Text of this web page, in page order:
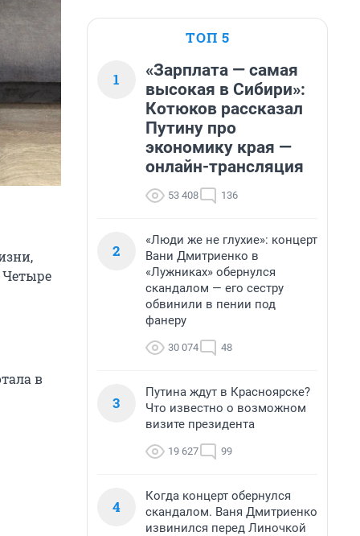
Четыре
в
ТОП 5
1
«Зарплата — самая
высокая в Сибири»:
Котюков рассказал
Путину про
экономику края —
онлайн-трансляция
53 408 136
2
«Люди же не глухие»: концерт
Вани Дмитриенко в
«Лужниках» обернулся
скандалом — его сестру
обвинили в пении под
фанеру
30 074 48
3
Путина ждут в Красноярске?
Что известно о возможном
визите президента
19 627 99
4
Когда концерт обернулся
скандалом. Ваня Дмитриенко
извинился перед Линочкой